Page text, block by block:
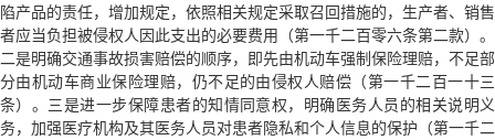
陷产品的责任，增加规定，依照相关规定采取召回措施的，生产者、销售
者应当负担被侵权人因此支出的必要费用（第一千二百零六条第二款）。
二是明确交通事故损害赔偿的顺序，即先由机动车强制保险理赔，不足部
分由机动车商业保险理赔，仍不足的由侵权人赔偿（第一千二百一十三
条）。三是进一步保障患者的知情同意权，明确医务人员的相关说明义
务，加强医疗机构及其医务人员对患者隐私和个人信息的保护（第一千二